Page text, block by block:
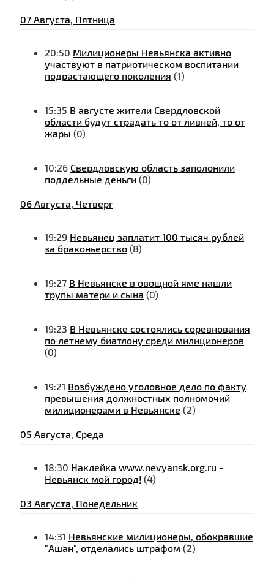
07 Августа, Пятница
20:50 Милиционеры Невьянска активно
участвуют в патриотическом воспитании
подрастающего поколения (1)
15:35 В августе жители Свердловской
области будут страдать то от ливней, то от
жары (0)
10:26 Свердловскую область заполонили
поддельные деньги (0)
06 Августа, Четверг
19:29 Невьянец заплатит 100 тысяч рублей
за браконьерство (8)
19:27 В Невьянске в овощной яме нашли
трупы матери и сына (0)
19:23 В Невьянске состоялись соревнования
по летнему биатлону среди милиционеров
(0)
19:21 Возбуждено уголовное дело по факту
превышения должностных полномочий
милиционерами в Невьянске (2)
05 Августа, Среда
18:30 Наклейка www.nevyansk.org.ru -
Невьянск мой город! (4)
03 Августа, Понедельник
14:31 Невьянские милиционеры, обокравшие
"Ашан", отделались штрафом (2)